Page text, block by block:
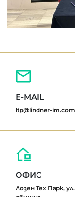
E-MAIL
ltp@lindner-im.com
ОФИС
Лозен Тех Парк,